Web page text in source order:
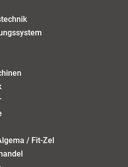
/ Fit-Zel